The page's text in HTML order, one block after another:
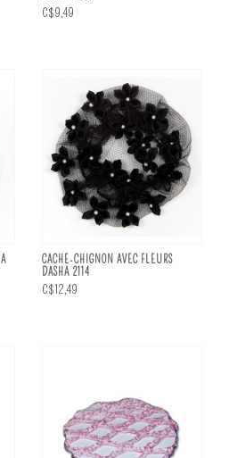
C$9,49
CACHE-CHIGNON AVEC FLEURS
DASHA 2114
C$12,49